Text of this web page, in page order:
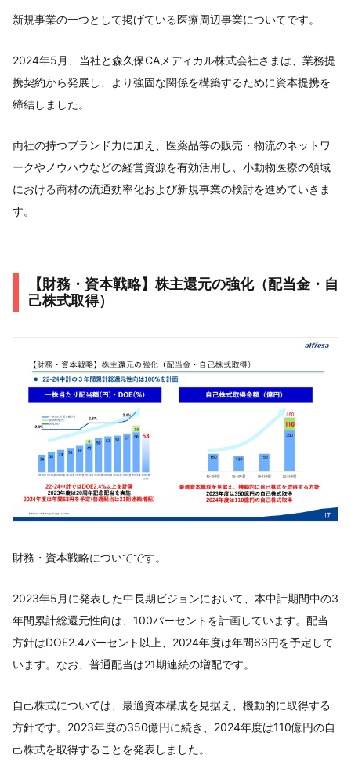
新規事業の一つとして掲げている医療周辺事業についてです。
2024年5月、当社と森久保CAメディカル株式会社さまは、業務提
携契約から発展し、より強固な関係を構築するために資本提携を
締結しました。
両社の持つブランド力に加え、医薬品等の販売・物流のネットワ
ークやノウハウなどの経営資源を有効活用し、小動物医療の領域
における商材の流通効率化および新規事業の検討を進めていきま
す。
【財務・資本戦略】株主還元の強化（配当金・自
己株式取得）
財務・資本戦略についてです。
2023年5月に発表した中長期ビジョンにおいて、本中計期間中の3
年間累計総還元性向は、100パーセントを計画しています。配当
方針はDOE2.4パーセント以上、2024年度は年間63円を予定して
います。なお、普通配当は21期連続の増配です。
自己株式については、最適資本構成を見据え、機動的に取得する
方針です。2023年度の350億円に続き、2024年度は110億円の自
己株式を取得することを発表しました。